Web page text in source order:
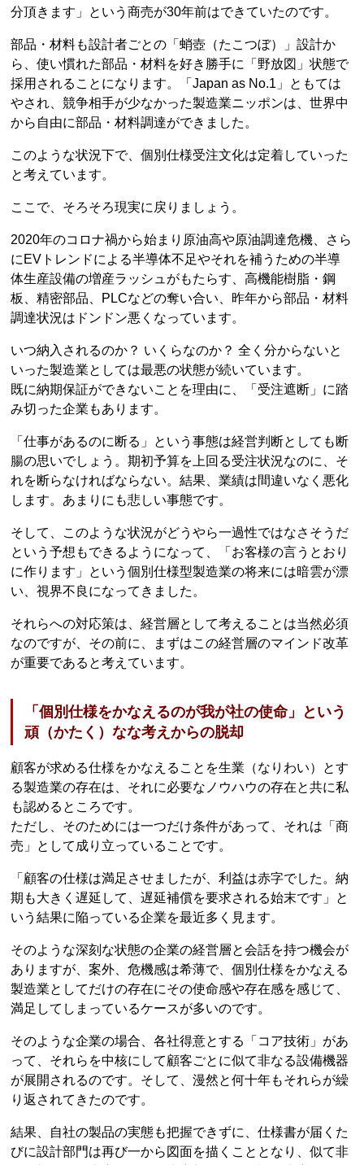
分頂きます」という商売が30年前はできていたのです。
部品・材料も設計者ごとの「蛸壺（たこつぼ）」設計か
ら、使い慣れた部品・材料を好き勝手に「野放図」状態で
採用されることになります。「Japan as No.1」ともては
やされ、競争相手が少なかった製造業ニッポンは、世界中
から自由に部品・材料調達ができました。
このような状況下で、個別仕様受注文化は定着していった
と考えています。
ここで、そろそろ現実に戻りましょう。
2020年のコロナ禍から始まり原油高や原油調達危機、さら
にEVトレンドによる半導体不足やそれを補うための半導
体生産設備の増産ラッシュがもたらす、高機能樹脂・鋼
板、精密部品、PLCなどの奪い合い、昨年から部品・材料
調達状況はドンドン悪くなっています。
いつ納入されるのか？ いくらなのか？ 全く分からないと
いった製造業としては最悪の状態が続いています。
既に納期保証ができないことを理由に、「受注遮断」に踏
み切った企業もあります。
「仕事があるのに断る」という事態は経営判断としても断
腸の思いでしょう。期初予算を上回る受注状況なのに、そ
れを断らなければならない。結果、業績は間違いなく悪化
します。あまりにも悲しい事態です。
そして、このような状況がどうやら一過性ではなさそうだ
という予想もできるようになって、「お客様の言うとおり
に作ります」という個別仕様型製造業の将来には暗雲が漂
い、視界不良になってきました。
それらへの対応策は、経営層として考えることは当然必須
なのですが、その前に、まずはこの経営層のマインド改革
が重要であると考えています。
「個別仕様をかなえるのが我が社の使命」という
頑（かたく）なな考えからの脱却
顧客が求める仕様をかなえることを生業（なりわい）とす
る製造業の存在は、それに必要なノウハウの存在と共に私
も認めるところです。
ただし、そのためには一つだけ条件があって、それは「商
売」として成り立っていることです。
「顧客の仕様は満足させましたが、利益は赤字でした。納
期も大きく遅延して、遅延補償を要求される始末です」と
いう結果に陥っている企業を最近多く見ます。
そのような深刻な状態の企業の経営層と会話を持つ機会が
ありますが、案外、危機感は希薄で、個別仕様をかなえる
製造業としてだけの存在にその使命感や存在感を感じて、
満足してしまっているケースが多いのです。
そのような企業の場合、各社得意とする「コア技術」があ
って、それらを中核にして顧客ごとに似て非なる設備機器
が展開されるのです。そして、漫然と何十年もそれらが繰
り返されてきたのです。
結果、自社の製品の実態も把握できずに、仕様書が届くた
びに設計部門は再び一から図面を描くこととなり、似て非